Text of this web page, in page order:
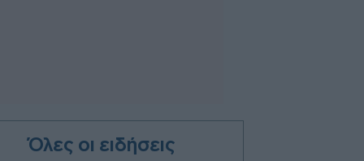
Όλες οι ειδήσεις